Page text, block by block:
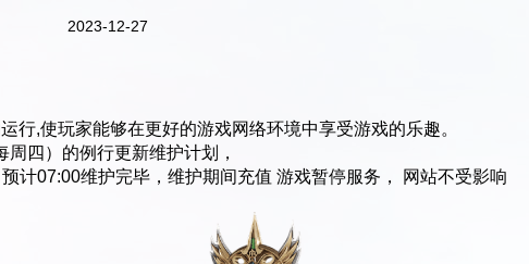
2023-12-27
,使玩家能够在更好的游戏网络环境中享受游戏的乐趣。
四）的例行更新维护计划，
计07:00维护完毕，维护期间充值 游戏暂停服务， 网站不受影响